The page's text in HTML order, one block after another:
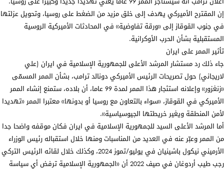
إن المقترح الأميركي يهدف إلى خلق مزيد من الضغط على روسيا، وتحويل عزلتها
في جنوب القوقاز إلى «ورقة تفاوضية» في المحادثات الأميركية الروسية
المستقبلية بشأن الحرب الأوكرانية.
تأثير الممر على ايران
جاء ذلك رد مستشار المرشد الأعلى للجمهورية الإسلامية في ايران (علي
لاريجاني) حول تصريحات الرئيس الأميركي دونالد ترامب، بشأن الممر المسمّى
«زنغزور» وإعلانه استئجار هذا الممر لمدة 99 عاما، أن بلاده، ستمنع إنشاء الممر
الأميركي في القوقاز، «سواء بالتعاون مع روسيا أو بدونها» معتبرا الممر «تهديدا
لأمن المنطقة ويغير خريطتها الجيوسياسية».
أما المرشد الأعلى السيد للجمهورية الإسلامية في ايران فكان موقفه واضحا جدا
من الممر وعبّر عنه في العديد من المناسبات ومنها خلال استقباله رئيس الوزراء
الأرميني نيكول باشينيان في يوليو/تموز 2024، وكذلك خلال لقائه الرئيس التركي
رجب طيب أردوغان في صيف 2022 أن «الجمهورية الإسلامية ترفض أي سياسة